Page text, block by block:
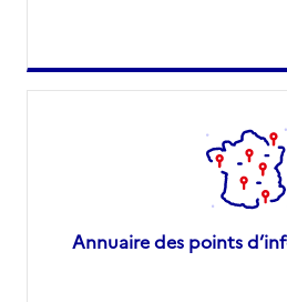
Annuaire des points